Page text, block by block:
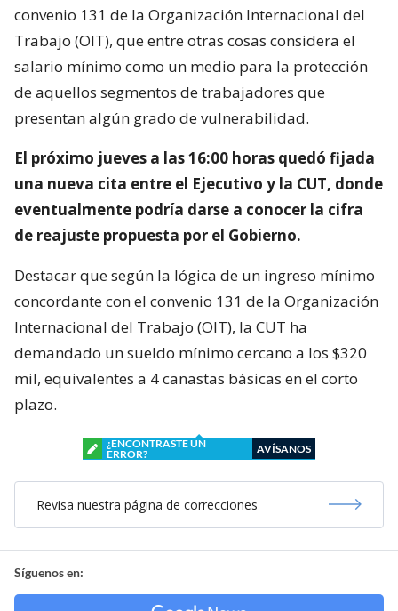
convenio 131 de la Organización Internacional del
Trabajo (OIT), que entre otras cosas considera el
salario mínimo como un medio para la protección
de aquellos segmentos de trabajadores que
presentan algún grado de vulnerabilidad.
El próximo jueves a las 16:00 horas quedó fijada
una nueva cita entre el Ejecutivo y la CUT, donde
eventualmente podría darse a conocer la cifra
de reajuste propuesta por el Gobierno.
Destacar que según la lógica de un ingreso mínimo
concordante con el convenio 131 de la Organización
Internacional del Trabajo (OIT), la CUT ha
demandado un sueldo mínimo cercano a los $320
mil, equivalentes a 4 canastas básicas en el corto
plazo.
¿ENCONTRASTE UN
ERROR?
AVÍSANOS
Revisa nuestra página de correcciones
Síguenos en: